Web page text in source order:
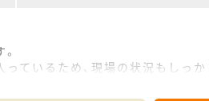
ているため、現場の状況もしっか